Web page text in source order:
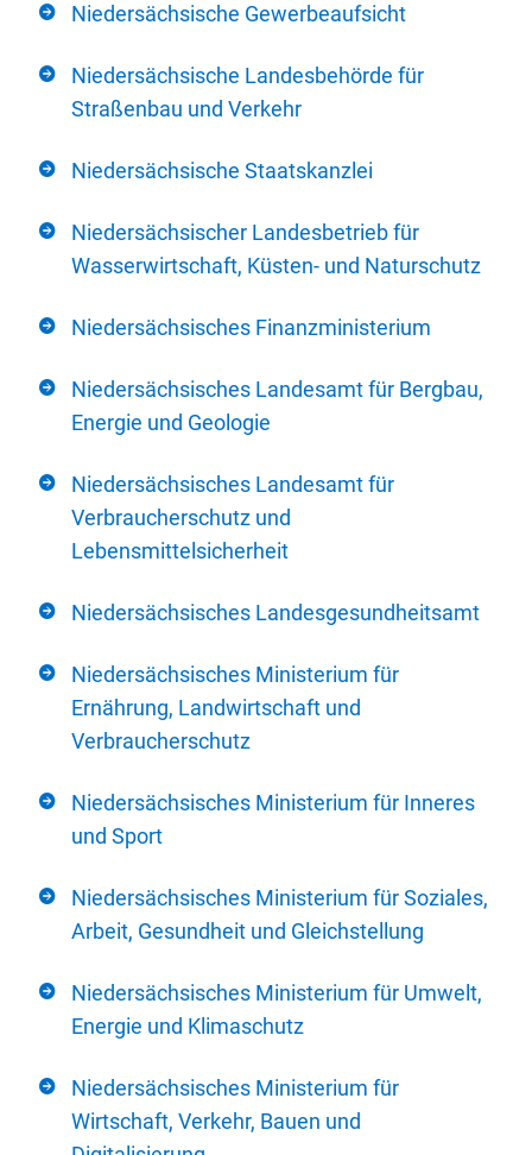
Niedersächsische Gewerbeaufsicht
Niedersächsische Landesbehörde für
Straßenbau und Verkehr
Niedersächsische Staatskanzlei
Niedersächsischer Landesbetrieb für
Wasserwirtschaft, Küsten- und Naturschutz
Niedersächsisches Finanzministerium
Niedersächsisches Landesamt für Bergbau,
Energie und Geologie
Niedersächsisches Landesamt für
Verbraucherschutz und
Lebensmittelsicherheit
Niedersächsisches Landesgesundheitsamt
Niedersächsisches Ministerium für
Ernährung, Landwirtschaft und
Verbraucherschutz
Niedersächsisches Ministerium für Inneres
und Sport
Niedersächsisches Ministerium für Soziales,
Arbeit, Gesundheit und Gleichstellung
Niedersächsisches Ministerium für Umwelt,
Energie und Klimaschutz
Niedersächsisches Ministerium für
Wirtschaft, Verkehr, Bauen und